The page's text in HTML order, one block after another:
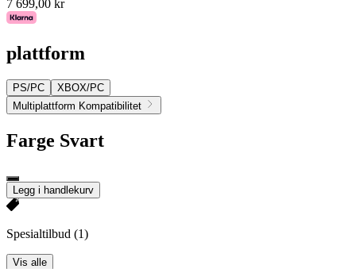
7 699,00 kr
plattform
PS/PC
XBOX/PC
Multiplattform Kompatibilitet
Farge Svart
Legg i handlekurv
Spesialtilbud (1)
Vis alle